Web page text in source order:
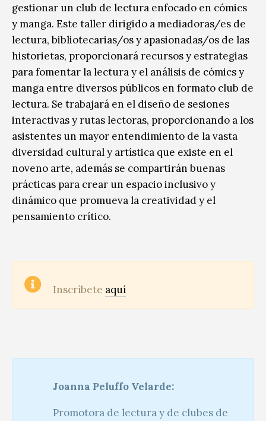
gestionar un club de lectura enfocado en cómics
y manga. Este taller dirigido a mediadoras/es de
lectura, bibliotecarias/os y apasionadas/os de las
historietas, proporcionará recursos y estrategias
para fomentar la lectura y el análisis de cómics y
manga entre diversos públicos en formato club de
lectura. Se trabajará en el diseño de sesiones
interactivas y rutas lectoras, proporcionando a los
asistentes un mayor entendimiento de la vasta
diversidad cultural y artística que existe en el
noveno arte, además se compartirán buenas
prácticas para crear un espacio inclusivo y
dinámico que promueva la creatividad y el
pensamiento crítico.
Inscríbete aquí
Joanna Peluffo Velarde:
Promotora de lectura y de clubes de